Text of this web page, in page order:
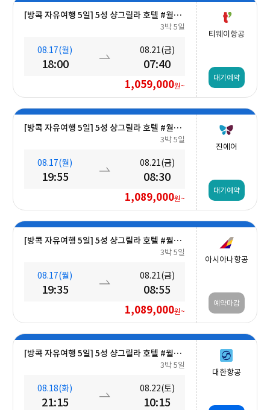
[방콕 자유여행 5일] 5성 샹그릴라 호텔 #월드체인 #차오프라야강변 #조식포함 #호캉스 #도심접근성
3박 5일
08.17(월)
18:00
08.21(금)
07:40
1,059,000원~
티웨이항공
대기예약
[방콕 자유여행 5일] 5성 샹그릴라 호텔 #월드체인 #차오프라야강변 #조식포함 #호캉스 #도심접근성
3박 5일
08.17(월)
19:55
08.21(금)
08:30
1,089,000원~
진에어
대기예약
[방콕 자유여행 5일] 5성 샹그릴라 호텔 #월드체인 #차오프라야강변 #조식포함 #호캉스 #도심접근성
3박 5일
08.17(월)
19:35
08.21(금)
08:55
1,089,000원~
아시아나항공
예약마감
[방콕 자유여행 5일] 5성 샹그릴라 호텔 #월드체인 #차오프라야강변 #조식포함 #호캉스 #도심접근성
3박 5일
08.18(화)
21:15
08.22(토)
10:15
대한항공